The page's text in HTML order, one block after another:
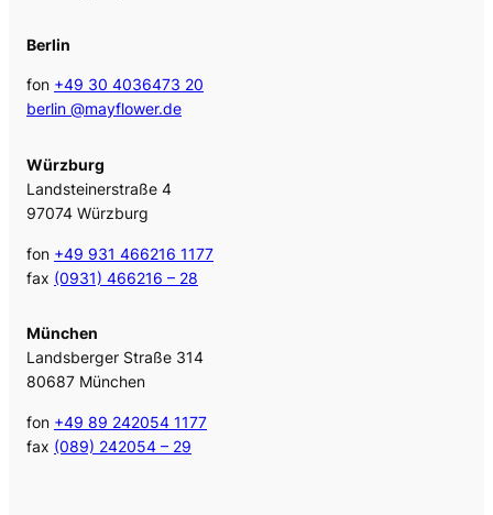
Berlin
fon +49 30 4036473 20
berlin @mayflower.de
Würzburg
Landsteinerstraße 4
97074 Würzburg
fon +49 931 466216 1177
fax (0931) 466216 – 28
München
Landsberger Straße 314
80687 München
fon +49 89 242054 1177
fax (089) 242054 – 29